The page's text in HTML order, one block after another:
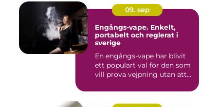
09. sep
Engångs-vape. Enkelt,
portabelt och reglerat i
sverige
En engångs-vape har blivit
ett populärt val för den som
vill prova vejpning utan att...